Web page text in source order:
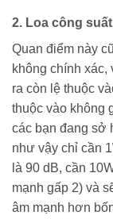
2. Loa công
Quan điểm này
không chính
ra còn lệ thuộc
thuộc vào không
các bạn đang sở
như vậy chỉ cần
là 90 dB, cần
mạnh gấp 2) và
âm mạnh hơn